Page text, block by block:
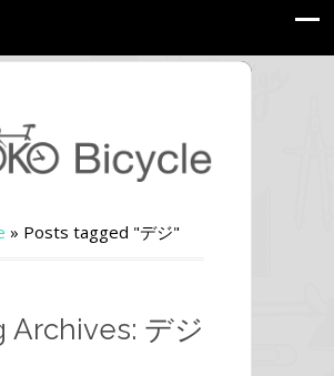
» Posts tagged "デジ"
Archives: デジ